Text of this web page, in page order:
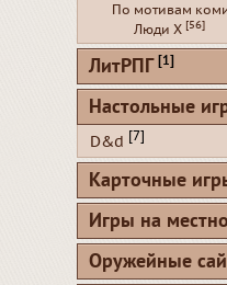
По мотивам
Люди Х [56]
ЛитРПГ [1]
Настольные
D&d [7]
Карточные
Игры на
Оружейные